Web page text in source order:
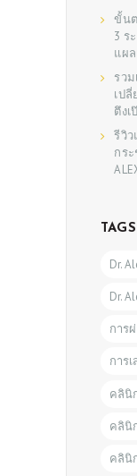
ขั้น
3 ร
แผ
รวม
เป
ตึงเ
รีวิ
กร
TAGS
Dr.
Dr.
การ
การ
คลินิ
คลินิ
คลินิ